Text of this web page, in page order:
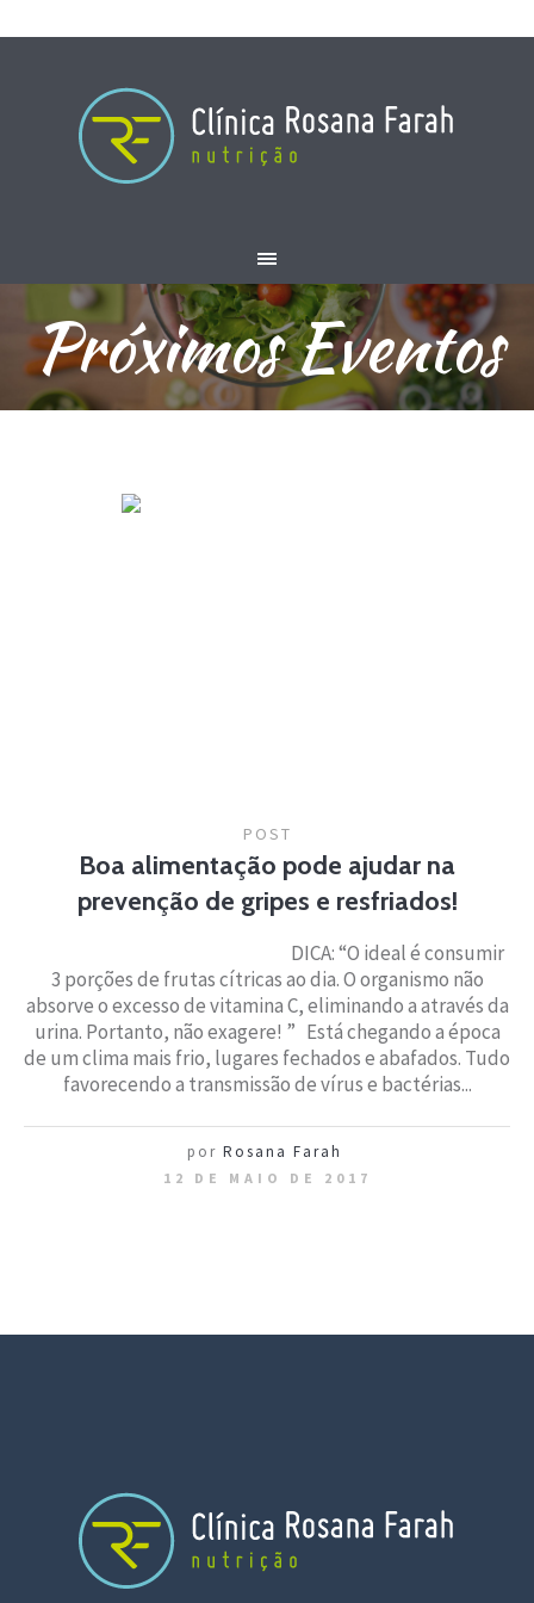
Próximos Eventos
POST
Boa alimentação pode ajudar na
prevenção de gripes e resfriados!
­­­­DICA: “O ideal é consumir
3 porções de frutas cítricas ao dia. O organismo não
absorve o excesso de vitamina C, eliminando a através da
urina. Portanto, não exagere! ” Está chegando a época
de um clima mais frio, lugares fechados e abafados. Tudo
favorecendo a transmissão de vírus e bactérias...
por Rosana Farah
12 DE MAIO DE 2017